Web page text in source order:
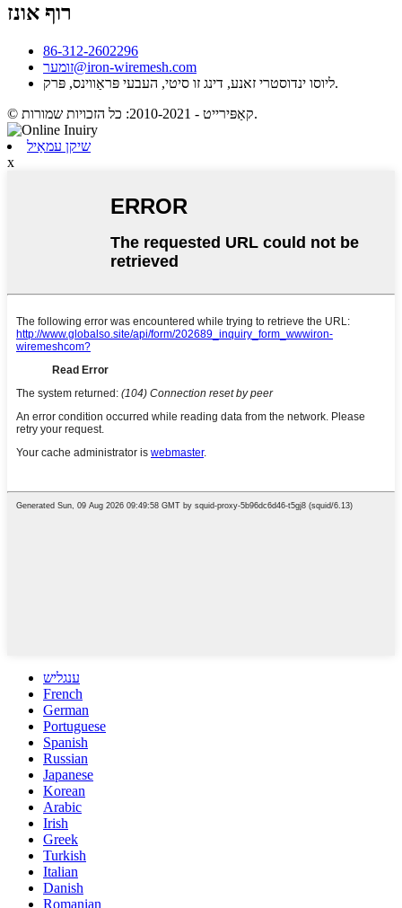
רוף אונז
86-312-2602296
זומער@iron-wiremesh.com
ליוסו ינדוסטרי זאנע, דינג זו סיטי, העבעי פּראַווינס, פּרק.
© קאַפּירייט - 2010-2021: כל הזכויות שמורות.
שיקן עמאַיל
x
ענגליש
French
German
Portuguese
Spanish
Russian
Japanese
Korean
Arabic
Irish
Greek
Turkish
Italian
Danish
Romanian